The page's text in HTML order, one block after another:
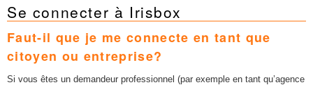
Se connecter à Irisbox
Faut-il que je me connecte en tant que
citoyen ou entreprise?
Si vous êtes un demandeur professionnel (par exemple en tant qu’agence